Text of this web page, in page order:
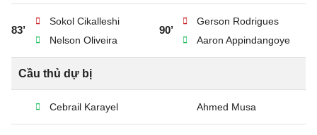
83’
Sokol Cikalleshi
Nelson Oliveira
90’
Gerson Rodrigues
Aaron Appindangoye
Cầu thủ dự bị
Cebrail Karayel Ahmed Musa